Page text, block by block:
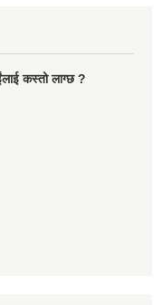
कस्तो लाग्छ ?